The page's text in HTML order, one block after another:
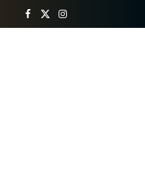
Facebook
X
Instagram